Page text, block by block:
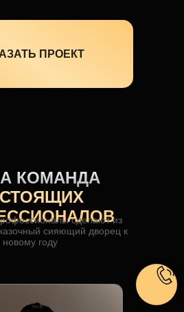
ПРОЕКТ
КОМАНДА
сделают из
сияющий дворец к
новому году